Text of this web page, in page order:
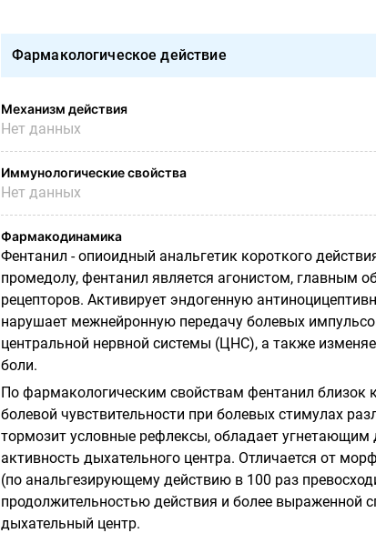
Фармакологическое действие
Механизм действия
Нет данных
Иммунологические свойства
Нет данных
Фармакодинамика
Фентанил - опиоидный анальгетик короткого
промедолу, фентанил является агонистом, главным
рецепторов. Активирует эндогенную
нарушает межнейронную передачу болевых
центральной нервной системы (ЦНС), а также
боли.
По фармакологическим свойствам фентанил близок
болевой чувствительности при болевых стимулах
тормозит условные рефлексы, обладает
активность дыхательного центра. Отличается от
(по анальгезирующему действию в 100 раз
продолжительностью действия и более выраженной
дыхательный центр.